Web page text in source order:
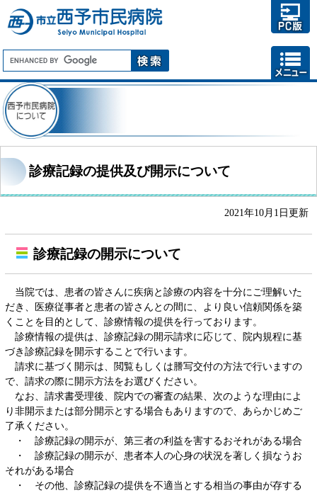
診療記録の提供及び開示について
2021年10月1日更新
診療記録の開示について
当院では、患者の皆さんに疾病と診療の内容を十分にご理解いた
だき、医療従事者と患者の皆さんとの間に、より良い信頼関係を築
くことを目的として、診療情報の提供を行っております。
診療情報の提供は、診療記録の開示請求に応じて、院内規程に基
づき診療記録を開示することで行います。
請求に基づく開示は、閲覧もしくは謄写交付の方法で行いますの
で、請求の際に開示方法をお選びください。
なお、請求書受理後、院内での審査の結果、次のような理由によ
り非開示または部分開示とする場合もありますので、あらかじめご
了承ください。
・ 診療記録の開示が、第三者の利益を害するおそれがある場合
・ 診療記録の開示が、患者本人の心身の状況を著しく損なうお
それがある場合
・ その他、診療記録の提供を不適当とする相当の事由が存する